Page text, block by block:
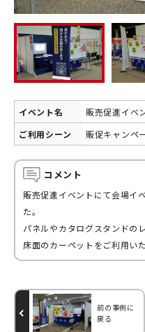
イベント名
販売促進イベ
ご利用シーン
販促キャンペ
コメント
販売促進イベントにて会場イ
た。
パネルやカタログスタンドの
床面のカーペットをご利用い
前の事例に
戻る